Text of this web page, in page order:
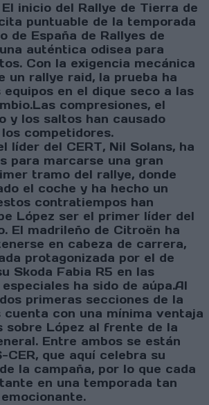
inicio del Rallye de Tierra de
puntuable de la temporada
de España de Rallyes de
auténtica odisea para
Con la exigencia mecánica
un rallye raid, la prueba ha
en el dique seco a las
compresiones, el
y los saltos han causado
competidores.
líder del CERT, Nil Solans, ha
para marcarse una gran
tramo del rallye, donde
el coche y ha hecho un
contratiempos han
López ser el primer líder del
El madrileño de Citroën ha
en cabeza de carrera,
protagonizada por el de
Skoda Fabia R5 en las
ha sido de aúpa.Al
primeras secciones de la
cuenta con una mínima ventaja
sobre López al frente de la
Entre ambos se están
CER, que aquí celebra su
la campaña, por lo que cada
en una temporada tan